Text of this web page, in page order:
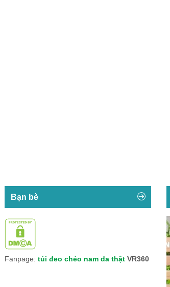
Bạn bè
Fanpage: túi đeo chéo nam da thật VR360